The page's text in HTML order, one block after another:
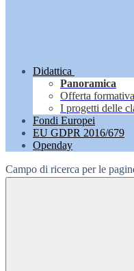
Didattica
Panoramica
Offerta formativa
I progetti delle
Fondi Europei
EU GDPR 2016/679
Openday
Campo di ricerca per le